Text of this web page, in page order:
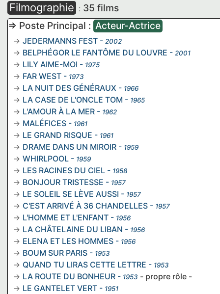
Filmographie : 35 films
=> Poste Principal : Acteur-Actrice
JEDERMANNS FEST - 2002
BELPHÉGOR LE FANTÔME DU LOUVRE - 2001
LILY AIME-MOI - 1975
FAR WEST - 1973
LA NUIT DES GÉNÉRAUX - 1966
LA CASE DE L'ONCLE TOM - 1965
L'AMOUR À LA MER - 1962
MALÉFICES - 1961
LE GRAND RISQUE - 1961
DRAME DANS UN MIROIR - 1959
WHIRLPOOL - 1959
LES RACINES DU CIEL - 1958
BONJOUR TRISTESSE - 1957
LE SOLEIL SE LÈVE AUSSI - 1957
C'EST ARRIVÉ À 36 CHANDELLES - 1957
L'HOMME ET L'ENFANT - 1956
LA CHÂTELAINE DU LIBAN - 1956
ELENA ET LES HOMMES - 1956
BOUM SUR PARIS - 1953
QUAND TU LIRAS CETTE LETTRE - 1953
LA ROUTE DU BONHEUR - 1953 - propre rôle -
LE GANTELET VERT - 1951